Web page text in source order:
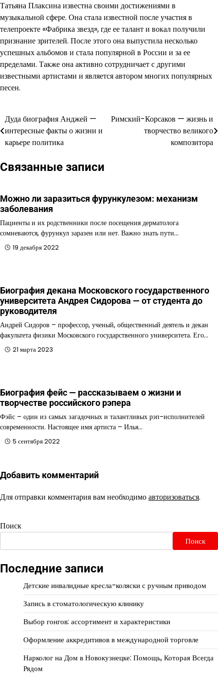
Татьяна Плаксина известна своими достижениями в
музыкальной сфере. Она стала известной после участия в
телепроекте «Фабрика звезд», где ее талант и вокал получили
признание зрителей. После этого она выпустила несколько
успешных альбомов и стала популярной в России и за ее
пределами. Также она активно сотрудничает с другими
известными артистами и является автором многих популярных
песен.
Навигация
по
Дуда биография Анджей —
интересные факты о жизни и
карьере политика
Римский-Корсаков — жизнь и
творчество великого
композитора
Связанные записи
Можно ли заразиться фурункулезом: механизм
заболевания
Пациенты и их родственники после посещения дерматолога
сомневаются, фурункул заразен или нет. Важно знать пути…
19 декабря 2022
Биография декана Московского государственного
университета Андрея Сидорова — от студента до
руководителя
Андрей Сидоров – профессор, ученый, общественный деятель и декан
факультета физики Московского государственного университета. Его…
21 марта 2023
Биография фейс — рассказываем о жизни и
творчестве российского рэпера
Фэйс – один из самых загадочных и талантливых рэп-исполнителей
современности. Настоящее имя артиста – Илья…
5 сентября 2022
Добавить комментарий
Для отправки комментария вам необходимоавторизоваться.
Поиск
Поиск
Последние записи
Детские инвалидные кресла-коляски с ручным приводом
Запись в стоматологическую клинику
Выбор гонгов: ассортимент и характеристики
Оформление аккредитивов в международной торговле
Нарколог на Дом в Новокузнецке: Помощь, Которая Всегда
Рядом